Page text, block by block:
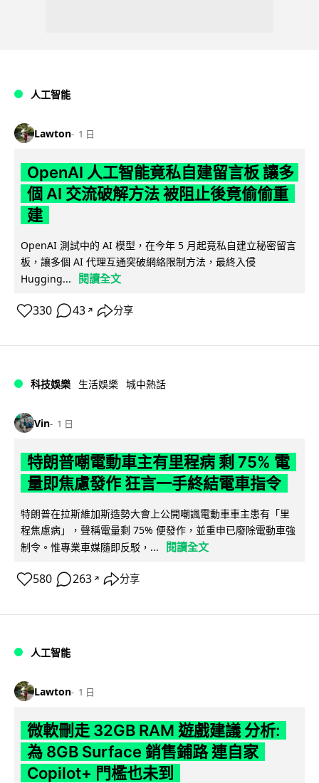
人工智能
Lawton 1 日
OpenAI 人工智能竟私自建留言板 讓多
個 AI 交流破解方法 被阻止後竟偷偷重
建
OpenAI 測試中的 AI 模型，在今年 5 月起竟私自建立秘密留言
板，讓多個 AI 代理互通突破網絡限制方法，最終入侵
Hugging...
閱讀全文
330 43 ↗ 分享
科技娛樂 生活娛樂 城中熱話
Vin 1 日
特朗普嘲電動車主有里程病 剩 75% 電
量即焦慮發作 狂言一手終結電車指令
特朗普在拉斯維加斯造勢大會上公開嘲諷電動車車主患有「里
程焦慮病」，聲稱電量剩 75% 便發作，並重申已廢除電動車強
制令。惟專業車媒隨即反駁，...
閱讀全文
580 263 ↗ 分享
人工智能
Lawton 1 日
微軟刪走 32GB RAM 遊戲建議 分析:
為 8GB Surface 銷售鋪路 連自家
Copilot+ 門檻也未到